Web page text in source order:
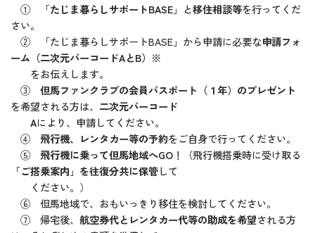
① 「たじま暮らしサポートBASE」と移住相談等を行ってくだ
さい。
② 「たじま暮らしサポートBASE」から申請に必要な申請フォ
ーム（二次元バーコードAとB）※
をお伝えします。
③ 但馬ファンクラブの会員パスポート（１年）のプレゼント
を希望される方は、 二次元バーコード
Aにより、申請してください。
④ 飛行機、レンタカー等の予約をご自身で行ってください。
⑤ 飛行機に乗って但馬地域へGO ！（飛行機搭乗時に受け取る
「ご搭乗案内 」 を往復分共に保管して
ください。）
⑥ 但馬地域で、おもいっきり移住を検討してください。
⑦ 帰宅後、 航空券代とレンタカー代等の助成を希望される方